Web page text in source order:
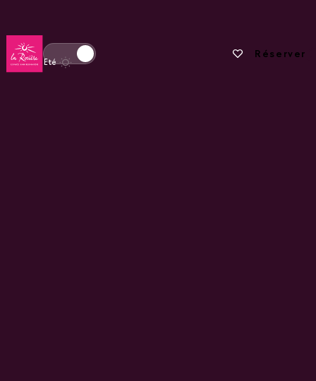
Retour à la page d'accueil
Basculer l'affichage en mode hiver
Eté
Vos favoris
Réserver